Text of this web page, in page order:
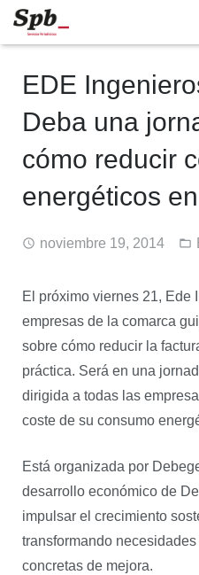
EDE
Deba una
cómo reducir
energéticos
noviembre 19, 2014
El próximo viernes 21, Ede
empresas de la comarca
sobre cómo reducir la
práctica. Será en una
dirigida a todas las
coste de su consumo
Está organizada por
desarrollo económico de
impulsar el crecimiento
transformando
concretas de mejora.